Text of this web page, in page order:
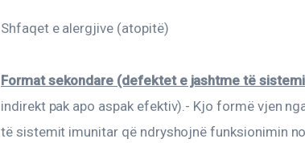
Shfaqet e alergjive (atopitë)
Format sekondare (defektet e jashtme të
indirekt pak apo aspak efektiv).- Kjo formë vjen
të sistemit imunitar që ndryshojnë funksionimin